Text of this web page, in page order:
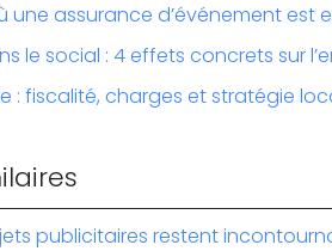
une assurance d’événement est
le social : 4 effets concrets sur
: fiscalité, charges et stratégie
publicitaires restent